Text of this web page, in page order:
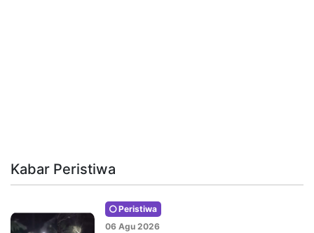
Kabar Peristiwa
Peristiwa
06 Agu 2026